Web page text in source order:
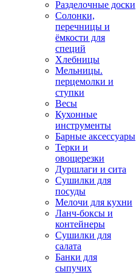
Разделочные доски
Солонки,
перечницы и
ёмкости для
специй
Хлебницы
Мельницы.
перцемолки и
ступки
Весы
Кухонные
инструменты
Барные аксессуары
Терки и
овощерезки
Дуршлаги и сита
Сушилки для
посуды
Мелочи для кухни
Ланч-боксы и
контейнеры
Сушилки для
салата
Банки для
сыпучих